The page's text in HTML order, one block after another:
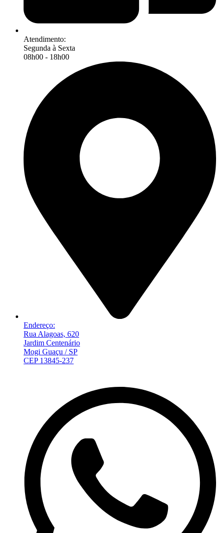
Atendimento:
Segunda à Sexta
08h00 - 18h00
Endereço:
Rua Alagoas, 620
Jardim Centenário
Mogi Guaçu / SP
CEP 13845-237